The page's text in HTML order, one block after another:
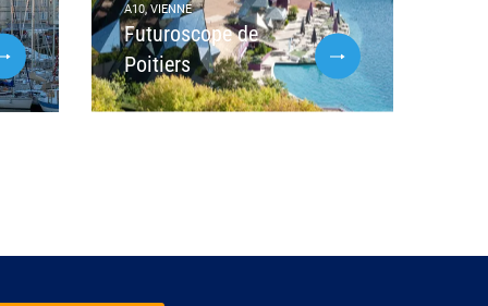
A10, VIENNE
Futuroscope de
Poitiers